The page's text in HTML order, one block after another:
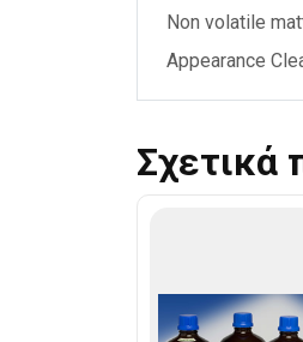
Non volatile
Appearance
Σχετικά